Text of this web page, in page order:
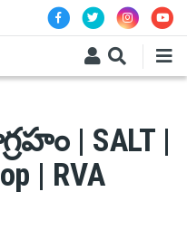
| SALT |
| RVA